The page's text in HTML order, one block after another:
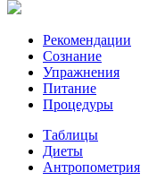
Рекомендации
Сознание
Упражнения
Питание
Процедуры
Таблицы
Диеты
Антропометрия